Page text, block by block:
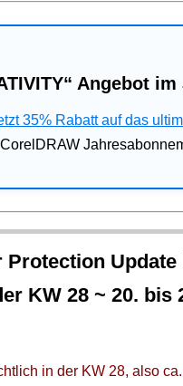
Angebot
35% Rabatt auf das
Protection
KW 28 ~ 20. bis
in der KW 28, also